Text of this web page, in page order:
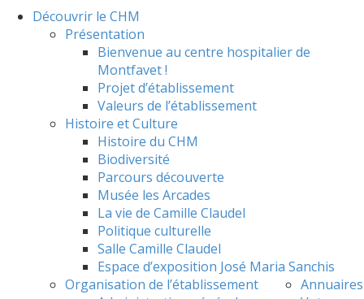
Découvrir le CHM
Présentation
Bienvenue au centre hospitalier de
Montfavet !
Projet d’établissement
Valeurs de l’établissement
Histoire et Culture
Histoire du CHM
Biodiversité
Parcours découverte
Musée les Arcades
La vie de Camille Claudel
Politique culturelle
Salle Camille Claudel
Espace d’exposition José Maria Sanchis
Organisation de l’établissement
Annuaires